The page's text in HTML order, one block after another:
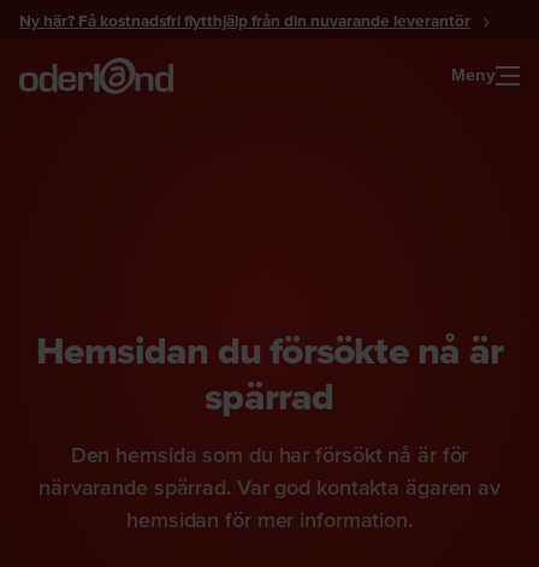
Gå
innehåll
Ny här? Få kostnadsfri flytthjälp från din nuvarande leverantör
Meny
Hemsidan du försökte nå är
spärrad
Den hemsida som du har försökt nå är för
närvarande spärrad. Var god kontakta ägaren av
hemsidan för mer information.